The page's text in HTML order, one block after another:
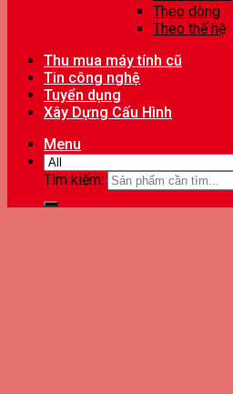
Theo dòng
Theo thế hệ
Thu mua máy tính cũ
Tin công nghệ
Tuyển dụng
Xây Dựng Cấu Hình
Menu
Tìm kiếm: